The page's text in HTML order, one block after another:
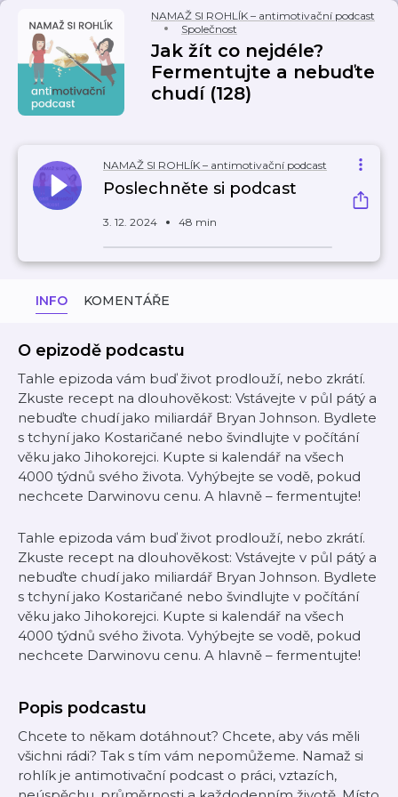
NAMAŽ SI ROHLÍK – antimotivační podcast
Společnost
Jak žít co nejdéle?
Fermentujte a nebuďte
chudí (128)
NAMAŽ SI ROHLÍK – antimotivační podcast
Poslechněte si podcast
3. 12. 2024 48 min
INFO KOMENTÁŘE
O epizodě podcastu
Tahle epizoda vám buď život prodlouží, nebo zkrátí.
Zkuste recept na dlouhověkost: Vstávejte v půl pátý a
nebuďte chudí jako miliardář Bryan Johnson. Bydlete
s tchyní jako Kostaričané nebo švindlujte v počítání
věku jako Jihokorejci. Kupte si kalendář na všech
4000 týdnů svého života. Vyhýbejte se vodě, pokud
nechcete Darwinovu cenu. A hlavně – fermentujte!
Tahle epizoda vám buď život prodlouží, nebo zkrátí.
Zkuste recept na dlouhověkost: Vstávejte v půl pátý a
nebuďte chudí jako miliardář Bryan Johnson. Bydlete
s tchyní jako Kostaričané nebo švindlujte v počítání
věku jako Jihokorejci. Kupte si kalendář na všech
4000 týdnů svého života. Vyhýbejte se vodě, pokud
nechcete Darwinovu cenu. A hlavně – fermentujte!
Popis podcastu
Chcete to někam dotáhnout? Chcete, aby vás měli
všichni rádi? Tak s tím vám nepomůžeme. Namaž si
rohlík je antimotivační podcast o práci, vztazích,